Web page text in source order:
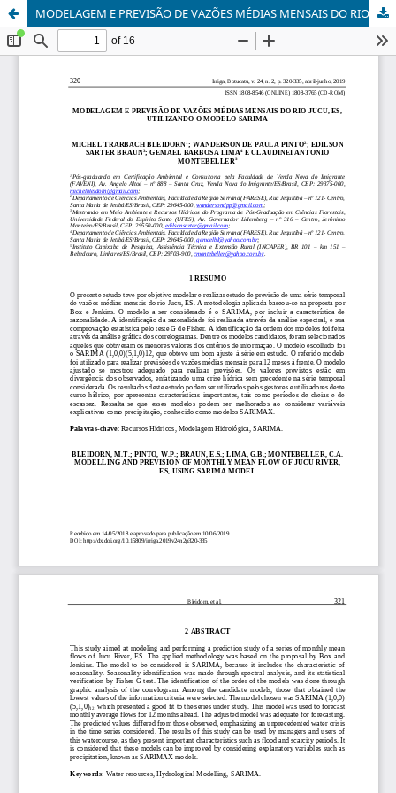
MODELAGEM E PREVISÃO DE VAZÕES MÉDIAS MENSAIS DO RIO JUCU, ES, UTILIZANDO O MODELO SARIMA